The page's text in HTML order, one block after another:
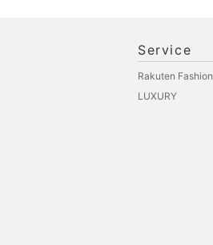
Service
Rakuten Fashion
LUXURY